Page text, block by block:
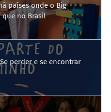
países onde o Big
no Brasil
perder e se encontrar